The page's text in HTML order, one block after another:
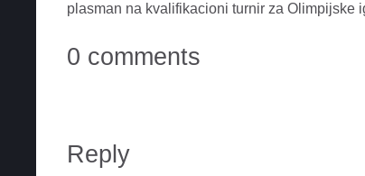
plasman na kvalifikacioni turnir za Olimpijske
0 comments
Reply